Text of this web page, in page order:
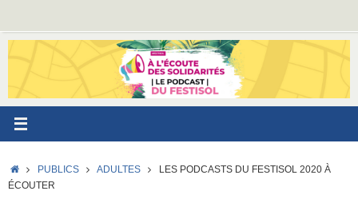
contenu
ACCUEIL
PUBLICS ADULTES
LES PODCASTS DU FESTISOL 2020 À
ÉCOUTER